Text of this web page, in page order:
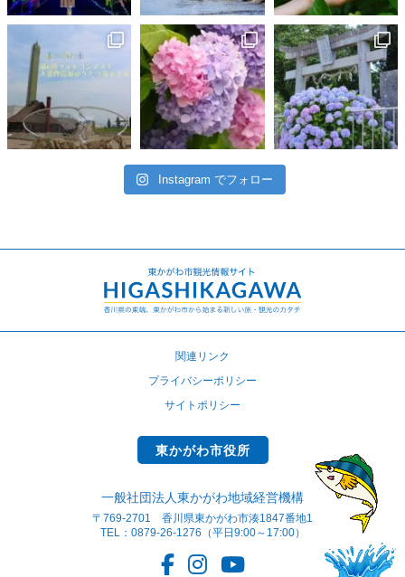
Instagram でフォロー
関連リンク
プライバシーポリシー
サイトポリシー
東かがわ市役所
一般社団法人東かがわ地域経営機構
〒769-2701 香川県東かがわ市湊1847番地1
TEL：0879-26-1276（平日9:00～17:00）